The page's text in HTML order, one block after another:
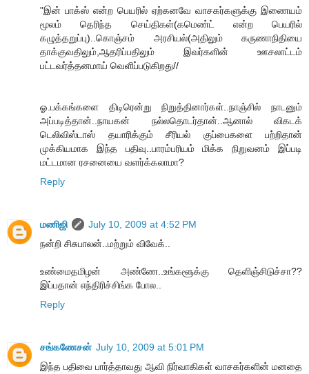
"இன் பாக்ஸ் என்ற பெயரில் ஏற்கனவே வாசகர்களுக்கு இணையம்
மூலம் தெரிந்த செய்திகள்(கமெண்ட் என்ற பெயரில்
கழுத்தறுப்பு)..கொஞ்சம் அரசியல்(அதிலும் கருணாநிதியை
தாக்குவதிலும்,ஆதரிப்பதிலும் இவர்களின் ஊசலாட்டம்
பட்டவர்த்தனமாய் வெளிப்படுகிறது//
ஓ.பக்கங்களை திடிரென்று நிறுத்தினார்கள்..நாஞ்சில் நாடனும்
அப்படித்தான்..நாயகன் நல்லதொடர்தான்..ஆனால் விகடக்
டெலிவிஸ்டாஸ் தயாரிக்கும் சீரியல் குப்பைகளை பற்றிதான்
முக்கியமாக இந்த பதிவு..பாரம்பரியம் மிக்க நிறுவனம் இப்படி
மட்டமான ரசனையை வளர்க்கலாமா?
Reply
மணிஜி
July 10, 2009 at 4:52 PM
நன்றி சிசுபாலன்..மற்றும் விவேக்..
உண்மைதமிழன் அண்ணே..உங்களூக்கு தெளிஞ்சிடுச்சா??
இப்பதான் எந்திரிச்சிங்க போல..
Reply
சங்கணேசன் July 10, 2009 at 5:01 PM
இந்த பதிவை பார்த்தாவது ஆவி நிர்வாகிகள் வாசகர்களின் மனதை